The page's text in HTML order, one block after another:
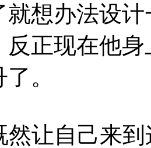
就想办法设
反正现在他
。
让自己来到